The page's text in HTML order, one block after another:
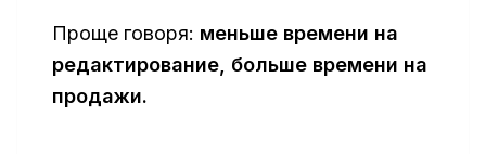
Проще говоря: меньше времени на
редактирование, больше времени на
продажи.